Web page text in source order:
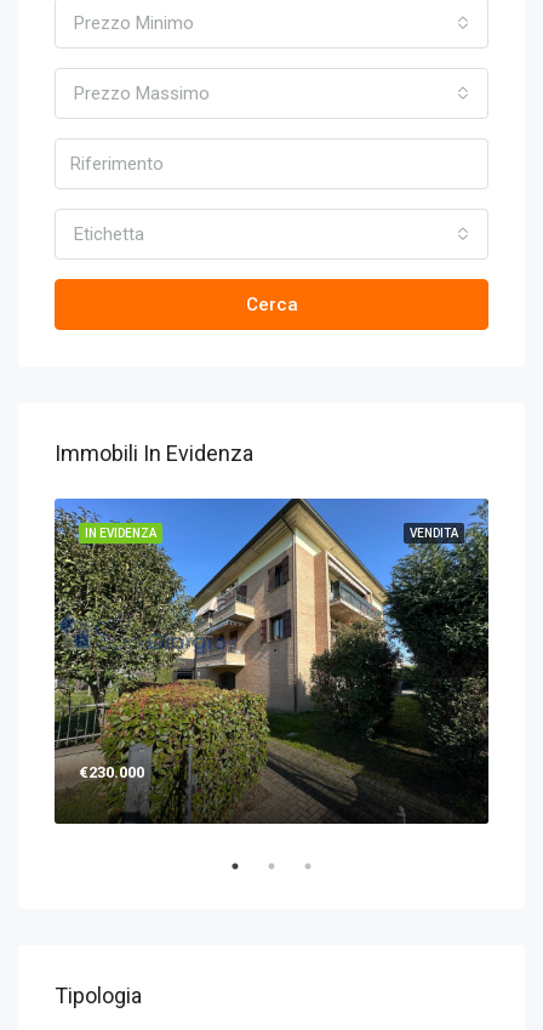
Prezzo Minimo
Prezzo Massimo
Etichetta
Cerca
Immobili In Evidenza
VENDITA
IN EVIDENZA
€230.000
Tipologia